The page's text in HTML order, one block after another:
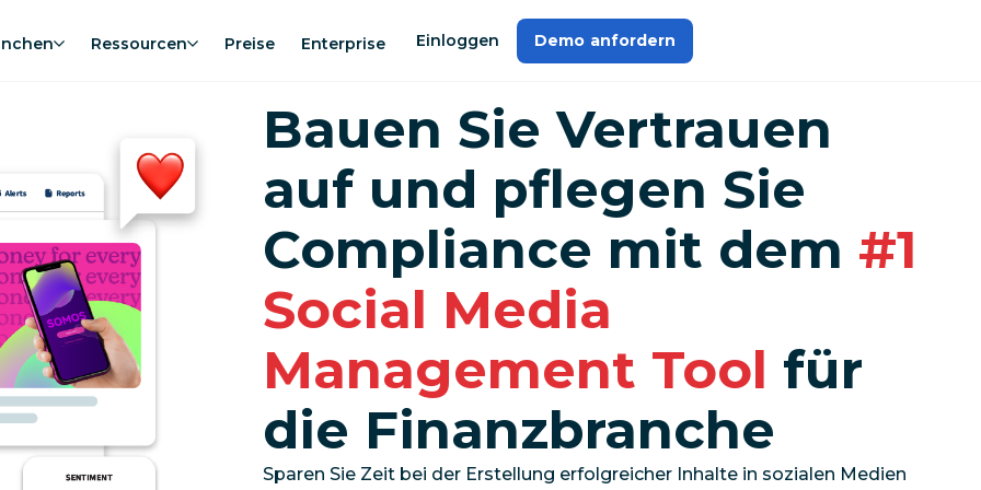
Ressourcen Preise Enterprise Einloggen Demo anfordern
Bauen Sie Vertrauen
auf und pflegen Sie
Compliance mit dem #1
Social Media
Management Tool für
die Finanzbranche
Sparen Sie Zeit bei der Erstellung erfolgreicher Inhalte in sozialen Medien